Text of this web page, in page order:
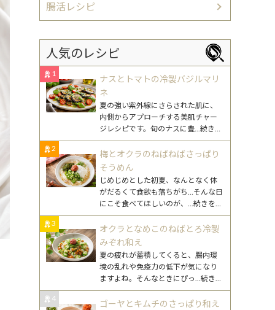
腸活レシピ
人気のレシピ
1
ナスとトマトの冷製バジルマリ
ネ
夏の強い紫外線にさらされた肌に、
内側からアプローチする美肌チャー
ジレシピです。旬のナスに豊...続きを
読む
2
梅とオクラのねばねばさっぱり
そうめん
じめじめとした初夏、なんとなく体
がだるくて食欲も落ちがち…そんな日
にこそ食べてほしいのが、 ...続きを読
む
3
オクラとなめこのねばとろ冷製
みぞれ和え
夏の疲れが蓄積してくると、腸内環
境の乱れや免疫力の低下が気になり
ますよね。そんなときにぴっ...続きを
読む
4
ゴーヤとキムチのさっぱり和え